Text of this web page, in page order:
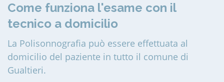
Come funziona l'esame con il
tecnico a domicilio
La Polisonnografia può essere effettuata al
domicilio del paziente in tutto il comune di
Gualtieri.